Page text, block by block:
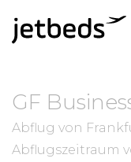
GF
Abflug von
Abflugszeitraum